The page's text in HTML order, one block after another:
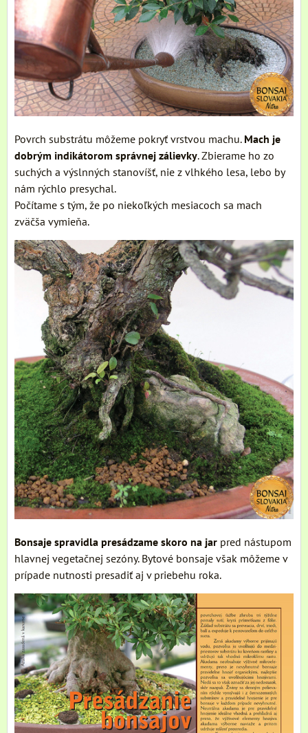
Povrch substrátu môžeme pokryť vrstvou machu. Mach je
dobrým indikátorom správnej zálievky. Zbierame ho zo
suchých a výslnných stanovíšť, nie z vlhkého lesa, lebo by
nám rýchlo presychal.
Počítame s tým, že po niekoľkých mesiacoch sa mach
zväčša vymieňa.
Bonsaje spravidla presádzame skoro na jar pred nástupom
hlavnej vegetačnej sezóny. Bytové bonsaje však môžeme v
prípade nutnosti presadiť aj v priebehu roka.